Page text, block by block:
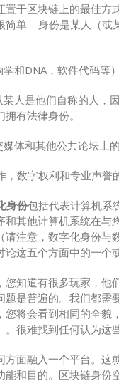
于区块链上的最佳
单 – 身份是某人（
学和DNA，软件代码等）
某人是他们自称的人，
有法律身份。
体和其他公共论坛上的
，数字权利和专业声誉
身份包括代表计算机系
和其他计算机系统在
请注意，数字化身份
这五个方面中的一个
知道有很多玩家，
是普遍的。我们都
将会看到相同的全
很难找到任何认为这
方面融入一个平台。
和目的。区块链身